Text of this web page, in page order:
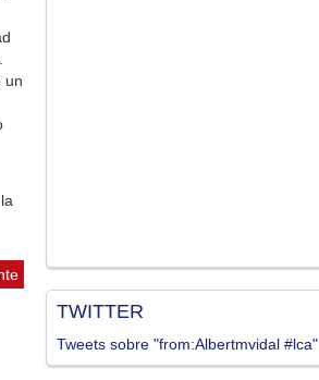
un
TWITTER
Tweets sobre "from:Albertmvidal #lca"